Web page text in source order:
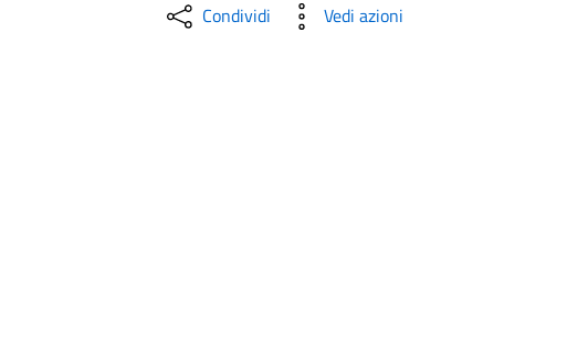
Condividi Vedi azioni